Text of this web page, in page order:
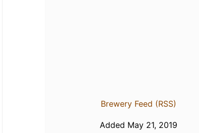
Brewery Feed (RSS)
Added May 21, 2019